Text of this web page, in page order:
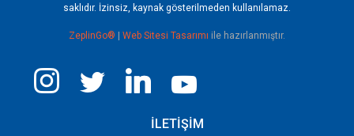
saklıdır. İzinsiz, kaynak gösterilmeden kullanılamaz.
ZeplinGo® Web Sitesi Tasarımı ile hazırlanmıştır.
İLETİŞİM